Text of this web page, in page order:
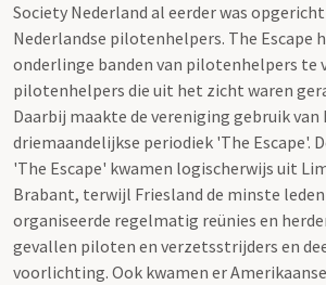
Society Nederland al eerder was
Nederlandse pilotenhelpers. The Escape
onderlinge banden van pilotenhelpers te
pilotenhelpers die uit het zicht waren
Daarbij maakte de vereniging gebruik van
driemaandelijkse periodiek 'The Escape'.
'The Escape' kwamen logischerwijs uit
Brabant, terwijl Friesland de minste leden
organiseerde regelmatig reünies en
gevallen piloten en verzetsstrijders en
voorlichting. Ook kwamen er